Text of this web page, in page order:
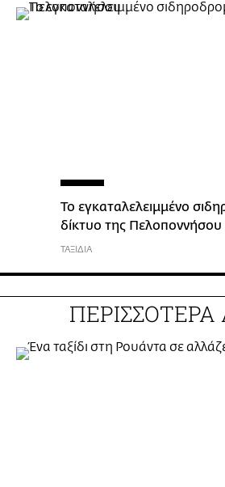
Το εγκαταλελειμμένο
δίκτυο της Πελοποννήσου
ΤΑΞΙΔΙΑ
ΠΕΡΙΣΣΟΤΕΡΑ